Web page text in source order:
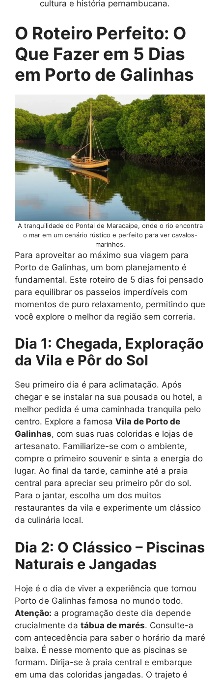
cultura e história pernambucana.
O Roteiro Perfeito: O
Que Fazer em 5 Dias
em Porto de Galinhas
A tranquilidade do Pontal de Maracaípe, onde o rio encontra
o mar em um cenário rústico e perfeito para ver cavalos-
marinhos.
Para aproveitar ao máximo sua viagem para
Porto de Galinhas, um bom planejamento é
fundamental. Este roteiro de 5 dias foi pensado
para equilibrar os passeios imperdíveis com
momentos de puro relaxamento, permitindo que
você explore o melhor da região sem correria.
Dia 1: Chegada, Exploração
da Vila e Pôr do Sol
Seu primeiro dia é para aclimatação. Após
chegar e se instalar na sua pousada ou hotel, a
melhor pedida é uma caminhada tranquila pelo
centro. Explore a famosa Vila de Porto de
Galinhas, com suas ruas coloridas e lojas de
artesanato. Familiarize-se com o ambiente,
compre o primeiro souvenir e sinta a energia do
lugar. Ao final da tarde, caminhe até a praia
central para apreciar seu primeiro pôr do sol.
Para o jantar, escolha um dos muitos
restaurantes da vila e experimente um clássico
da culinária local.
Dia 2: O Clássico – Piscinas
Naturais e Jangadas
Hoje é o dia de viver a experiência que tornou
Porto de Galinhas famosa no mundo todo.
Atenção: a programação deste dia depende
crucialmente da tábua de marés. Consulte-a
com antecedência para saber o horário da maré
baixa. É nesse momento que as piscinas se
formam. Dirija-se à praia central e embarque
em uma das coloridas jangadas. O trajeto é